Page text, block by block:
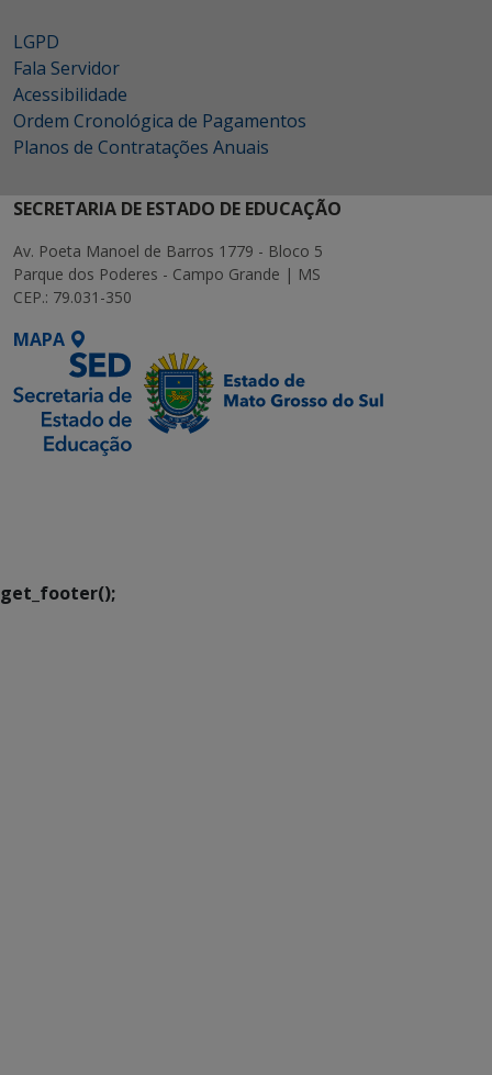
LGPD
Fala Servidor
Acessibilidade
Ordem Cronológica de Pagamentos
Planos de Contratações Anuais
SECRETARIA DE ESTADO DE EDUCAÇÃO
Av. Poeta Manoel de Barros 1779 - Bloco 5
Parque dos Poderes - Campo Grande | MS
CEP.: 79.031-350
MAPA
get_footer();